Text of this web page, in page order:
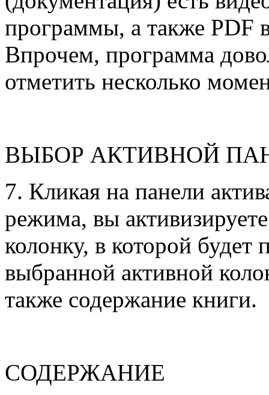
программы, а также PDF
Впрочем, программа
отметить несколько
ВЫБОР АКТИВНОЙ
7. Кликая на панели
режима, вы
колонку, в которой будет
выбранной активной
также содержание книги.
СОДЕРЖАНИЕ